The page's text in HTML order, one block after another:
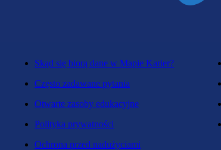
Skąd się biorą dane w Mapie Karier?
Często zadawane pytania
Otwarte zasoby edukacyjne
Polityka prywatności
Ochrona przed nadużyciami